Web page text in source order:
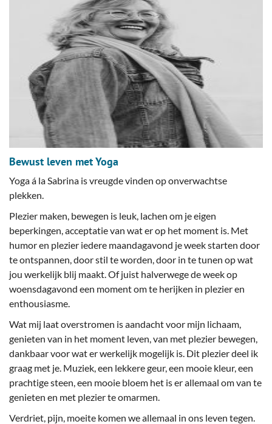
Bewust leven met Yoga
Yoga á la Sabrina is vreugde vinden op onverwachtse
plekken.
Plezier maken, bewegen is leuk, lachen om je eigen
beperkingen, acceptatie van wat er op het moment is. Met
humor en plezier iedere maandagavond je week starten door
te ontspannen, door stil te worden, door in te tunen op wat
jou werkelijk blij maakt. Of juist halverwege de week op
woensdagavond een moment om te herijken in plezier en
enthousiasme.
Wat mij laat overstromen is aandacht voor mijn lichaam,
genieten van in het moment leven, van met plezier bewegen,
dankbaar voor wat er werkelijk mogelijk is. Dit plezier deel ik
graag met je. Muziek, een lekkere geur, een mooie kleur, een
prachtige steen, een mooie bloem het is er allemaal om van te
genieten en met plezier te omarmen.
Verdriet, pijn, moeite komen we allemaal in ons leven tegen.